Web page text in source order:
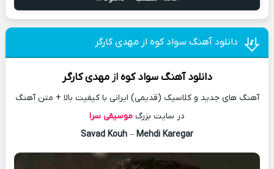
دانلود آهنگ سواد کوه از مهدی کارگر
دانلود آهنگ سواد کوه ازمهدی کارگر
آهنگ های جدید و کلاسیک (قدیمی) ایرانی با کیفیت بالا + متن آهنگ
در سایت بزرگ موسیقی سرا
Savad Kouh – Mehdi Karegar